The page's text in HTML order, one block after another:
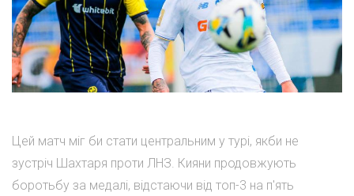
Цей матч міг би стати центральним у турі, якби не
зустріч Шахтаря проти ЛНЗ. Кияни продовжують
боротьбу за медалі, відстаючи від топ-3 на п'ять